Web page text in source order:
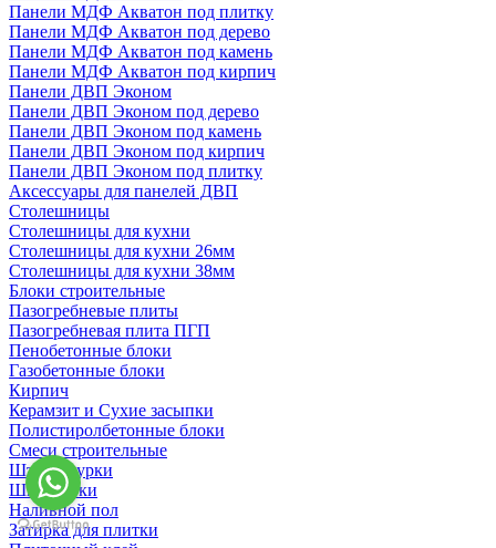
Панели МДФ Акватон под плитку
Панели МДФ Акватон под дерево
Панели МДФ Акватон под камень
Панели МДФ Акватон под кирпич
Панели ДВП Эконом
Панели ДВП Эконом под дерево
Панели ДВП Эконом под камень
Панели ДВП Эконом под кирпич
Панели ДВП Эконом под плитку
Аксессуары для панелей ДВП
Столешницы
Столешницы для кухни
Столешницы для кухни 26мм
Столешницы для кухни 38мм
Блоки строительные
Пазогребневые плиты
Пазогребневая плита ПГП
Пенобетонные блоки
Газобетонные блоки
Кирпич
Керамзит и Сухие засыпки
Полистиролбетонные блоки
Смеси строительные
Штукартурки
Шпаклевки
Наливной пол
Затирка для плитки